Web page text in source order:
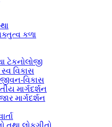
કળા
ટેકનોલોજી
વિકાસ
વિકાસ
માર્ગદર્શન
માર્ગદર્શન
તથા લોકગીતો